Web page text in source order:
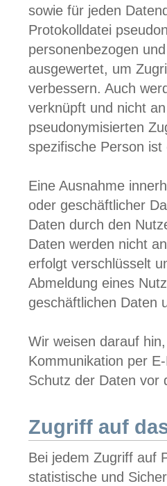
sowie für jeden
Protokolldatei
personenbezogen
ausgewertet, um
verbessern. Auch
verknüpft und nicht
pseudonymisierten
spezifische Person
Eine Ausnahme
oder geschäftlicher
Daten durch den
Daten werden nicht
erfolgt verschlüsselt
Abmeldung eines
geschäftlichen Daten
Wir weisen darauf
Kommunikation per
Schutz der Daten vor
Zugriff auf
Bei jedem Zugriff auf
statistische und